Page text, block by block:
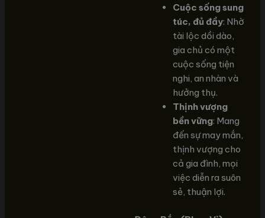
Cuộc sống sung
túc, đủ đầy: Nhờ
tài lộc dồi dào,
gia chủ có một
cuộc sống tiện
nghi, an nhàn và
hưởng thụ.
Thịnh vượng
bền vững: Mang
đến sự may mắn,
thịnh vượng cho
cả gia đình, mọi
việc diễn ra suôn
sẻ, thuận lợi.